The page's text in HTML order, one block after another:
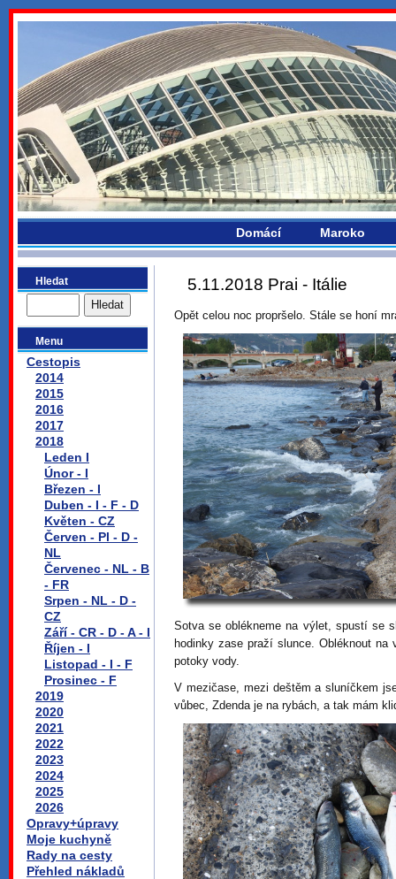
bydlikemevropou.com
Domácí Maroko
Hledat
Menu
Cestopis
2014
2015
2016
2017
2018
Leden I
Únor - I
Březen - I
Duben - I - F - D
Květen - CZ
Červen - Pl - D -
NL
Červenec - NL - B
- FR
Srpen - NL - D -
CZ
Září - CR - D - A - I
Říjen - I
Listopad - I - F
Prosinec - F
2019
2020
2021
2022
2023
2024
2025
2026
Opravy+úpravy
Moje kuchyně
Rady na cesty
Přehled nákladů
5.11.2018 Prai - Itálie
Opět celou noc propršelo. Stále se honí
Sotva se oblékneme na výlet, spustí se
hodinky zase praží slunce. Obléknout
potoky vody.
V mezičase, mezi deštěm a sluníčkem
vůbec, Zdenda je na rybách, a tak mám